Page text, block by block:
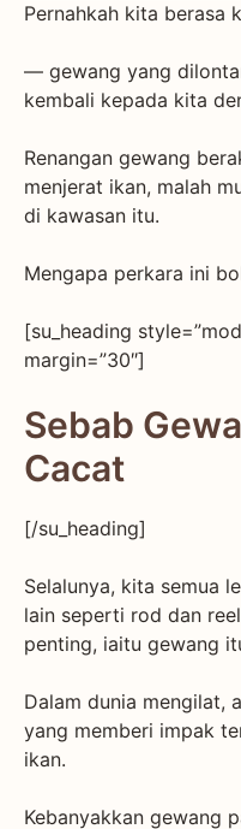
Pernahkah kita berasa
— gewang yang
kembali kepada kita
Renangan gewang
menjerat ikan, malah
di kawasan itu.
Mengapa perkara ini
[su_heading
margin=”30″]
Sebab
Cacat
[/su_heading]
Selalunya, kita semua
lain seperti rod dan
penting, iaitu gewang
Dalam dunia mengilat,
yang memberi impak
ikan.
Kebanyakkan gewang